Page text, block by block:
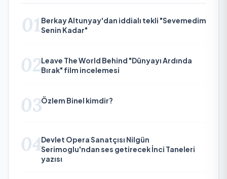
01 Berkay Altunyay'dan iddialı tekli "Sevemedim
Senin Kadar"
02Leave The World Behind "Dünyayı Ardında
Bırak" film incelemesi
03Özlem Binel kimdir?
04Devlet Opera Sanatçısı Nilgün
Serimoglu'ndan ses getirecek İnci Taneleri
yazısı